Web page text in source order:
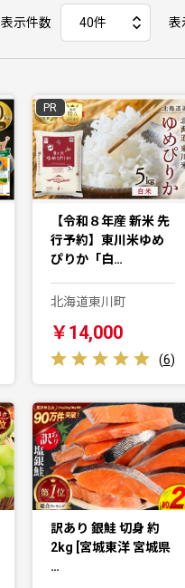
表示件数 表
PR
【令和８年産 新米 先
行予約】東川米ゆめ
ぴりか「白…
北海道東川町
￥14,000
(6)
訳あり 銀鮭 切身 約
2kg [宮城東洋 宮城県
…